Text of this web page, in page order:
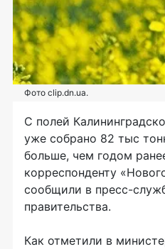
Фото clip.dn.ua.
С полей
уже собрано 82 тыс
больше, чем годом
корреспонденту
сообщили в пресс-
правительства.
Как отметили в